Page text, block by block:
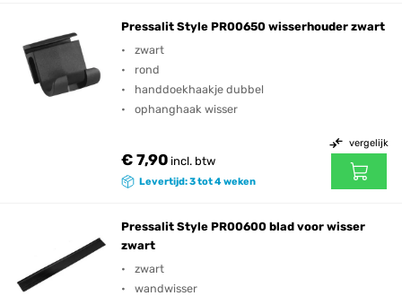
Pressalit Style PR00650 wisserhouder zwart
zwart
rond
handdoekhaakje dubbel
ophanghaak wisser
€ 7,90 incl. btw
Levertijd: 3 tot 4 weken
vergelijk
Pressalit Style PR00600 blad voor wisser
zwart
zwart
wandwisser